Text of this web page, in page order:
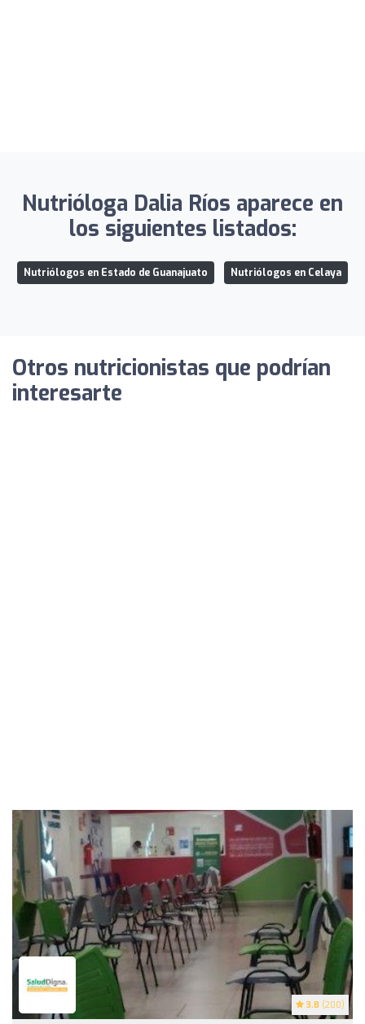
Nutrióloga Dalia Ríos aparece en
los siguientes listados:
Nutriólogos en Estado de Guanajuato Nutriólogos en Celaya
Otros nutricionistas que podrían
interesarte
3.8 (200)